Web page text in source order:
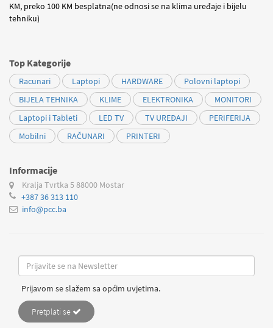
KM, preko 100 KM besplatna(ne odnosi se na klima uređaje i bijelu
tehniku)
Top Kategorije
Racunari Laptopi HARDWARE
Polovni laptopi
BIJELA TEHNIKA
KLIME ELEKTRONIKA
MONITORI
Laptopi i Tableti
LED TV TV UREĐAJI
PERIFERIJA
Mobilni
RAČUNARI PRINTERI
Informacije
Kralja Tvrtka 5 88000 Mostar
+387 36 313 110
info@pcc.ba
Prijavom se slažem sa općim uvjetima.
Pretplati se